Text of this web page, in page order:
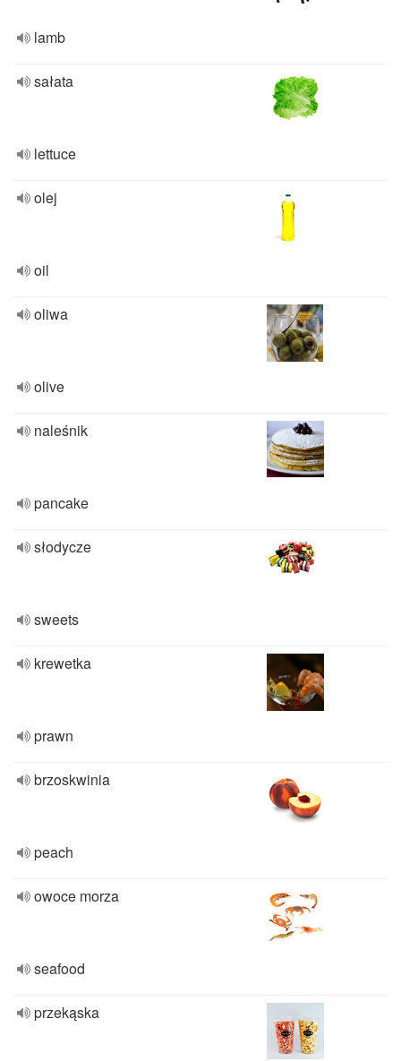
lamb
sałata
lettuce
olej
oil
oliwa
olive
naleśnik
pancake
słodycze
sweets
krewetka
prawn
brzoskwinia
peach
owoce morza
seafood
przekąska